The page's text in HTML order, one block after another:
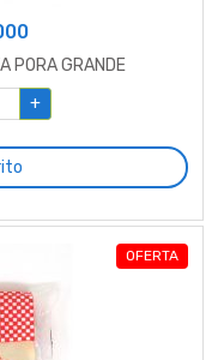
PORA GRANDE
+
OFERTA